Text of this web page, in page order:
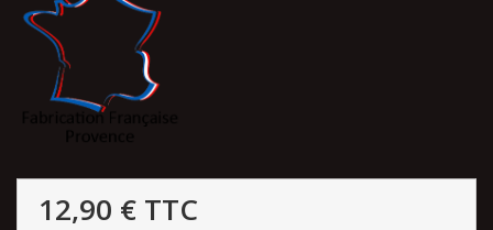
12,90 € TTC